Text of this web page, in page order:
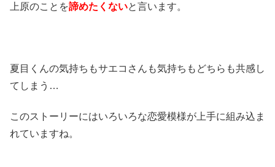
上原のことを諦めたくないと言います。
夏目くんの気持ちもサエコさんも気持ちもどちらも共感し
てしまう…
このストーリーにはいろいろな恋愛模様が上手に組み込ま
れていますね。